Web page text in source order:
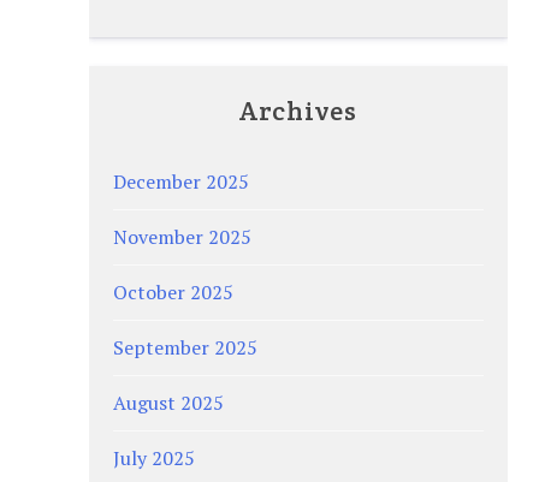
Archives
December 2025
November 2025
October 2025
September 2025
August 2025
July 2025